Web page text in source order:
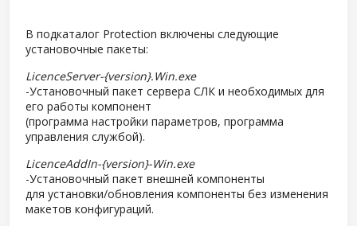
В подкаталог Protection включены следующие
установочные пакеты:
LicenceServer-{version}.Win.exe
-Установочный пакет сервера СЛК и необходимых для
его работы компонент
(программа настройки параметров, программа
управления службой).
LicenceAddIn-{version}-Win.exe
-Установочный пакет внешней компоненты
для установки/обновления компоненты без изменения
макетов конфигураций.